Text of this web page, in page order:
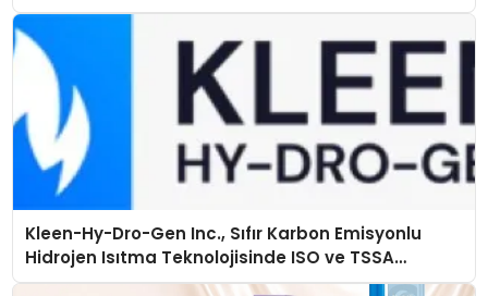
Kleen-Hy-Dro-Gen Inc., Sıfır Karbon Emisyonlu
Hidrojen Isıtma Teknolojisinde ISO ve TSSA
Düzenleyici Onaylarını Aldı